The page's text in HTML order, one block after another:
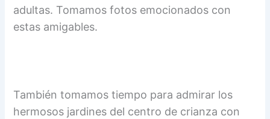
adultas. Tomamos fotos emocionados con
estas amigables.
También tomamos tiempo para admirar los
hermosos jardines del centro de crianza con